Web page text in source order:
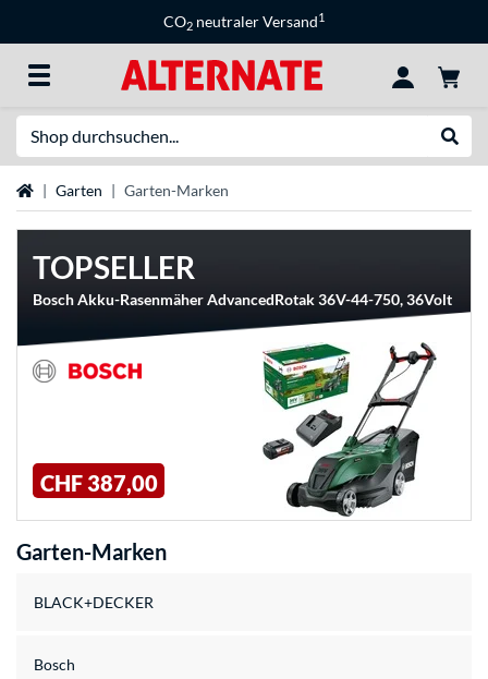
CO2 neutraler Versand1
StartseiteGarten Garten-Marken
TOPSELLER
Bosch Akku-Rasenmäher AdvancedRotak 36V-44-750, 36Volt
CHF 387,00
Garten-Marken
BLACK+DECKER
Bosch